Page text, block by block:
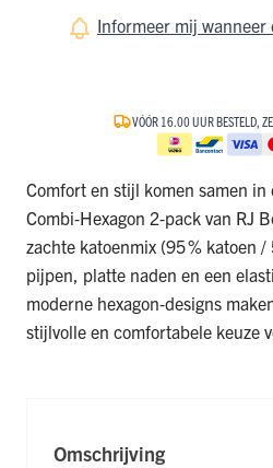
Informeer mij
VÓÓR 16.00 UUR BESTELD,
Comfort en stijl komen samen in
Combi‑Hexagon 2‑pack van RJ
zachte katoenmix (95 % katoen
pijpen, platte naden en een
moderne hexagon‑designs
stijlvolle en comfortabele keuze
Omschrijving